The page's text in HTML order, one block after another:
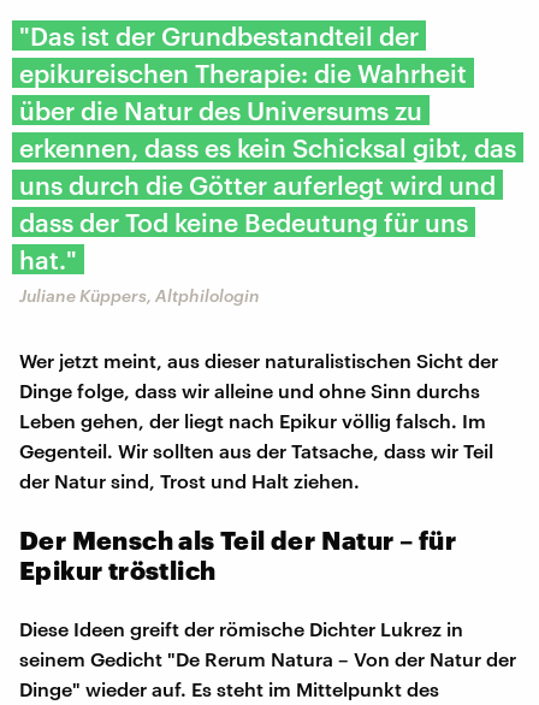
"Das ist der Grundbestandteil der
epikureischen Therapie: die Wahrheit
über die Natur des Universums zu
erkennen, dass es kein Schicksal gibt, das
uns durch die Götter auferlegt wird und
dass der Tod keine Bedeutung für uns
hat."
Juliane Küppers, Altphilologin
Wer jetzt meint, aus dieser naturalistischen Sicht der
Dinge folge, dass wir alleine und ohne Sinn durchs
Leben gehen, der liegt nach Epikur völlig falsch. Im
Gegenteil. Wir sollten aus der Tatsache, dass wir Teil
der Natur sind, Trost und Halt ziehen.
Der Mensch als Teil der Natur – für
Epikur tröstlich
Diese Ideen greift der römische Dichter Lukrez in
seinem Gedicht "De Rerum Natura – Von der Natur der
Dinge" wieder auf. Es steht im Mittelpunkt des